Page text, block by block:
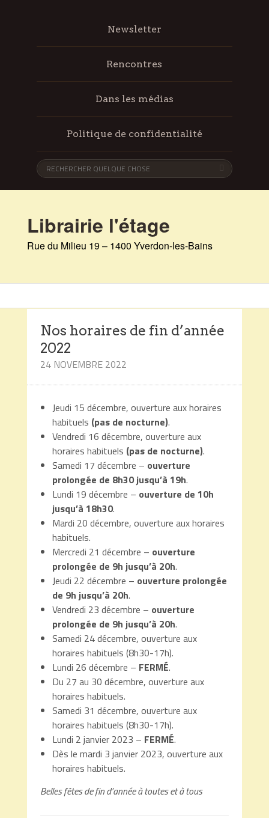
Newsletter
Rencontres
Dans les médias
Politique de confidentialité
Librairie l'étage
Rue du Milieu 19 – 1400 Yverdon-les-Bains
Nos horaires de fin d’année
2022
24 NOVEMBRE 2022
Jeudi 15 décembre, ouverture aux horaires
habituels (pas de nocturne).
Vendredi 16 décembre, ouverture aux
horaires habituels (pas de nocturne).
Samedi 17 décembre – ouverture
prolongée de 8h30 jusqu’à 19h.
Lundi 19 décembre – ouverture de 10h
jusqu’à 18h30.
Mardi 20 décembre, ouverture aux horaires
habituels.
Mercredi 21 décembre – ouverture
prolongée de 9h jusqu’à 20h.
Jeudi 22 décembre – ouverture prolongée
de 9h jusqu’à 20h.
Vendredi 23 décembre – ouverture
prolongée de 9h jusqu’à 20h.
Samedi 24 décembre, ouverture aux
horaires habituels (8h30-17h).
Lundi 26 décembre – FERMÉ.
Du 27 au 30 décembre, ouverture aux
horaires habituels.
Samedi 31 décembre, ouverture aux
horaires habituels (8h30-17h).
Lundi 2 janvier 2023 – FERMÉ.
Dès le mardi 3 janvier 2023, ouverture aux
horaires habituels.
Belles fêtes de fin d’année à toutes et à tous